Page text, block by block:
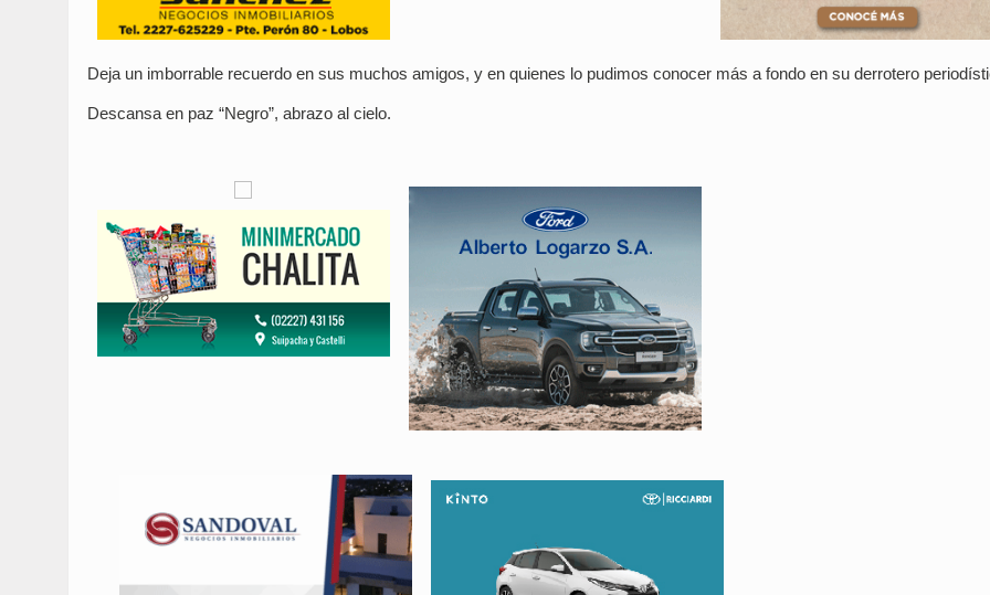
Deja un imborrable recuerdo en sus muchos amigos, y en quienes lo pudimos conocer más a fondo en su derrotero
Descansa en paz “Negro”, abrazo al cielo.